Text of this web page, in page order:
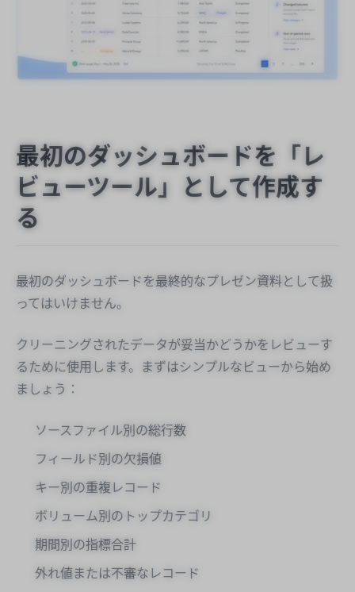
最初のダッシュボードを「レ
ビューツール」として作成す
る
最初のダッシュボードを最終的なプレゼン資料として扱
ってはいけません。
クリーニングされたデータが妥当かどうかをレビューす
るために使用します。まずはシンプルなビューから始め
ましょう：
ソースファイル別の総行数
フィールド別の欠損値
キー別の重複レコード
ボリューム別のトップカテゴリ
期間別の指標合計
外れ値または不審なレコード